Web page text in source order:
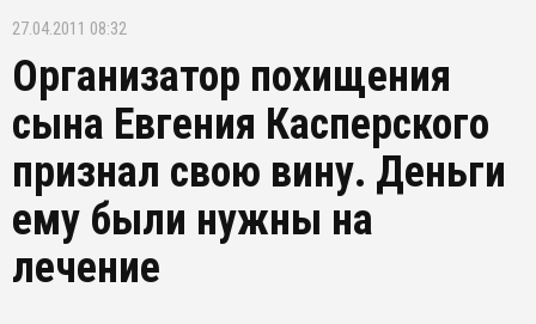
27.04.2011 08:32
Организатор похищения
сына Евгения Касперского
признал свою вину. Деньги
ему были нужны на
лечение